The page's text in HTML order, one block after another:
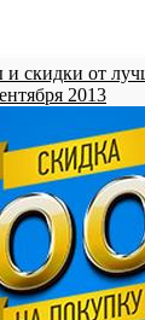
скидки от
2013